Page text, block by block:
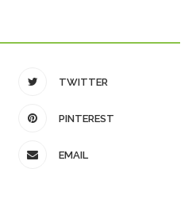
TWITTER
PINTEREST
EMAIL